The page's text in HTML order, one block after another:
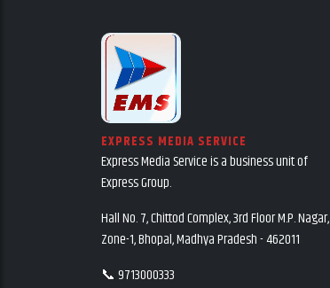
EXPRESS MEDIA SERVICE
Express Media Service is a business unit of
Express Group.
Hall No. 7, Chittod Complex, 3rd Floor M.P. Nagar,
Zone-1, Bhopal, Madhya Pradesh - 462011
📞 9713000333